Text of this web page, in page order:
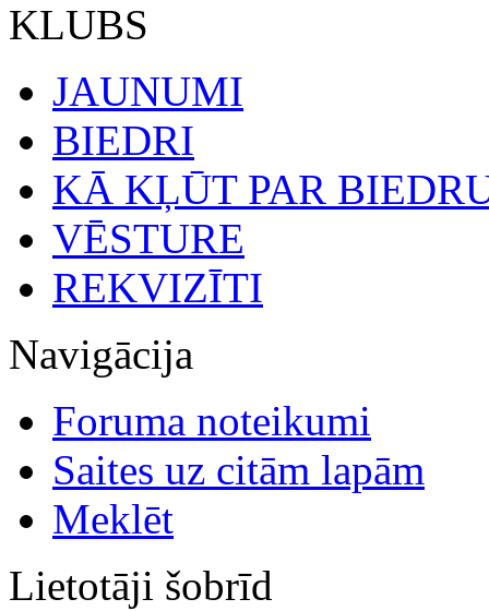
KLUBS
JAUNUMI
BIEDRI
KĀ KĻŪT PAR
VĒSTURE
REKVIZĪTI
Navigācija
Foruma noteikumi
Saites uz citām lapām
Meklēt
Lietotāji šobrīd